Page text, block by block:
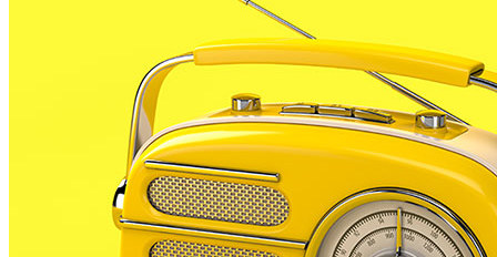
cada any regala el consistori als palafollencs per les
dates nadalenques. Segons ha confirmat a RP
l’alcalde de PLF, Valentí Agustí, el llibre és un repàs
als anys de la guerra Civil al nostre municipi. Escoltem
a Valentí Agustí.
El llibre encarregat a Jordi Amat repassarà la vida
quotidiana a mitjans i finals de la decada dels 30 a